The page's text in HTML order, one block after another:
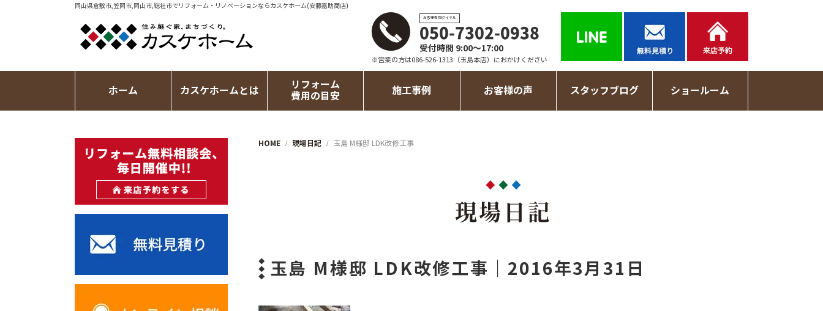
岡山県倉敷市,笠岡市,岡山市,総社市でリフォーム・リノベーションならカスケホーム(安藤嘉助商店)
お客様専用ダイヤル
050-7302-0938
受付時間 9:00～17:00
※営業の方は086-526-1313（玉島本店）におかけください
ホーム カスケホームとは
リフォーム
費用の目安
施工事例 お客様の声 スタッフブログ ショールーム
HOME 現場日記 玉島 M様邸 LDK改修工事
現場日記
玉島 M様邸 LDK改修工事｜2016年3月31日